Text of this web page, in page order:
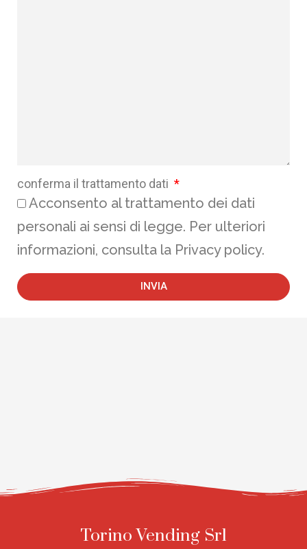
conferma il trattamento dati
Acconsento al trattamento dei dati
personali ai sensi di legge. Per ulteriori
informazioni, consulta la Privacy policy.
INVIA
Torino Vending Srl